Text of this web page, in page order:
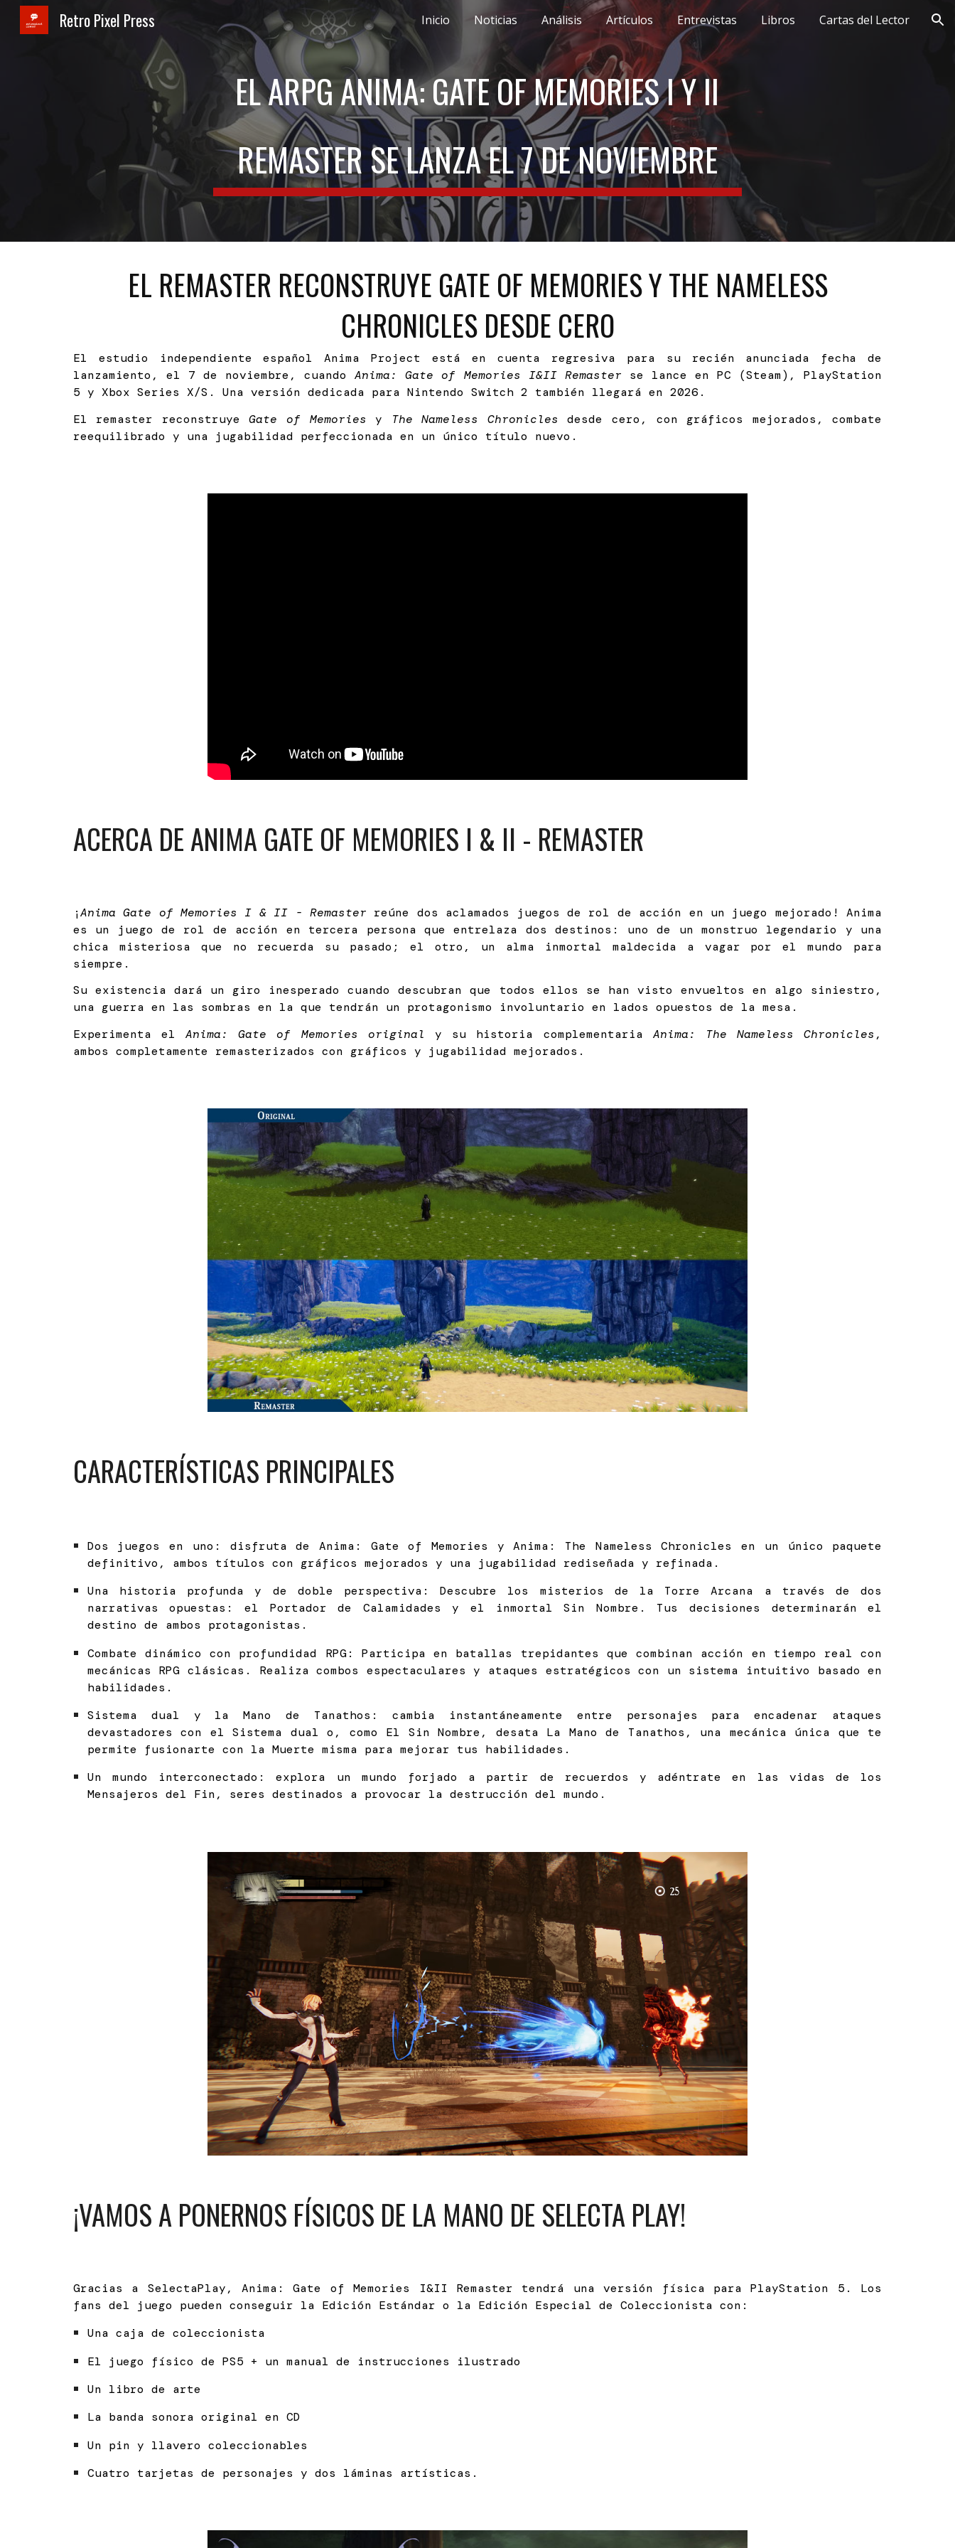
Skip to main content Skip to navigation
Retro Pixel Press Inicio Noticias Análisis Artículos Entrevistas Libros Cartas del Lector
EL ARPG ANIMA: GATE OF MEMORIES I Y II
REMASTER SE LANZA EL 7 DE NOVIEMBRE
EL REMASTER RECONSTRUYE GATE OF MEMORIES Y THE NAMELESS
CHRONICLES DESDE CERO
El estudio independiente español Anima Project está en cuenta regresiva para su recién anunciada fecha de
lanzamiento, el 7 de noviembre, cuandoAnima: Gate of Memories I&II Remaster se lance en PC (Steam), PlayStation
5 y Xbox Series X/S. Una versión dedicada para Nintendo Switch 2 también llegará en 2026.
El remaster reconstruyeGate of Memories y The Nameless Chronicles desde cero, con gráficos mejorados, combate
reequilibrado y una jugabilidad perfeccionada en un único título nuevo.
ACERCA DE ANIMA GATE OF MEMORIES I & II - REMASTER
¡Anima Gate of Memories I & II - Remaster reúne dos aclamados juegos de rol de acción en un juego mejorado! Anima
es un juego de rol de acción en tercera persona que entrelaza dos destinos: uno de un monstruo legendario y una
chica misteriosa que no recuerda su pasado; el otro, un alma inmortal maldecida a vagar por el mundo para
siempre.
Su existencia dará un giro inesperado cuando descubran que todos ellos se han visto envueltos en algo siniestro,
una guerra en las sombras en la que tendrán un protagonismo involuntario en lados opuestos de la mesa.
Experimenta elAnima: Gate of Memories original y su historia complementaria Anima: The Nameless Chronicles ,
ambos completamente remasterizados con gráficos y jugabilidad mejorados.
CARACTERÍSTICAS PRINCIPALES
Dos juegos en uno: disfruta de Anima: Gate of Memories y Anima: The Nameless Chronicles en un único paquete
definitivo, ambos títulos con gráficos mejorados y una jugabilidad rediseñada y refinada.
Una historia profunda y de doble perspectiva: Descubre los misterios de la Torre Arcana a través de dos
narrativas opuestas: el Portador de Calamidades y el inmortal Sin Nombre. Tus decisiones determinarán el
destino de ambos protagonistas.
Combate dinámico con profundidad RPG: Participa en batallas trepidantes que combinan acción en tiempo real con
mecánicas RPG clásicas. Realiza combos espectaculares y ataques estratégicos con un sistema intuitivo basado en
habilidades.
Sistema dual y la Mano de Tanathos: cambia instantáneamente entre personajes para encadenar ataques
devastadores con el Sistema dual o, como El Sin Nombre, desata La Mano de Tanathos, una mecánica única que te
permite fusionarte con la Muerte misma para mejorar tus habilidades.
Un mundo interconectado: explora un mundo forjado a partir de recuerdos y adéntrate en las vidas de los
Mensajeros del Fin, seres destinados a provocar la destrucción del mundo.
¡VAMOS A PONERNOS FÍSICOS DE LA MANO DE SELECTA PLAY!
Gracias a SelectaPlay, Anima: Gate of Memories I&II Remaster tendrá una versión física para PlayStation 5. Los
fans del juego pueden conseguir la Edición Estándar o la Edición Especial de Coleccionista con:
Una caja de coleccionista
El juego físico de PS5 + un manual de instrucciones ilustrado
Un libro de arte
La banda sonora original en CD
Un pin y llavero coleccionables
Cuatro tarjetas de personajes y dos láminas artísticas.